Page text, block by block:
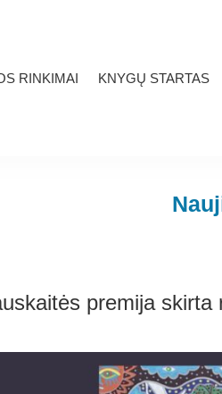
RINKIMAI KNYGŲ STARTAS
premija skirta